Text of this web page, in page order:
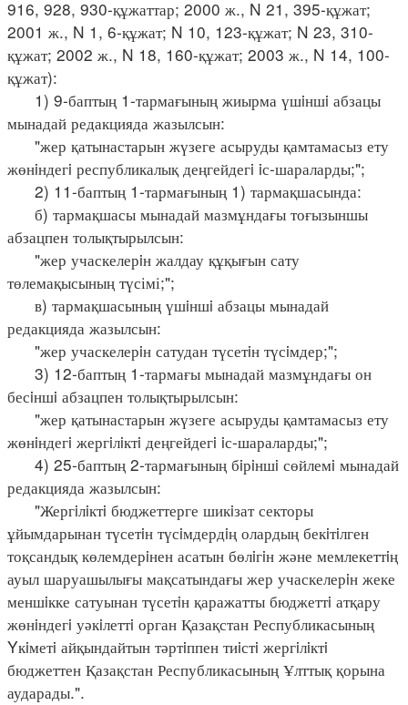
916, 928, 930-құжаттар; 2000 ж., N 21, 395-құжат;
2001 ж., N 1, 6-құжат; N 10, 123-құжат; N 23, 310-
құжат; 2002 ж., N 18, 160-құжат; 2003 ж., N 14, 100-
құжат):
1) 9-баптың 1-тармағының жиырма үшiншi абзацы
мынадай редакцияда жазылсын:
"жер қатынастарын жүзеге асыруды қамтамасыз ету
жөнiндегi республикалық деңгейдегi iс-шараларды;";
2) 11-баптың 1-тармағының 1) тармақшасында:
б) тармақшасы мынадай мазмұндағы тоғызыншы
абзацпен толықтырылсын:
"жер учаскелерiн жалдау құқығын сату
төлемақысының түсімі;";
в) тармақшасының үшiншi абзацы мынадай
редакцияда жазылсын:
"жер учаскелерiн сатудан түсетiн түсiмдер;";
3) 12-баптың 1-тармағы мынадай мазмұндағы он
бесiншi абзацпен толықтырылсын:
"жер қатынастарын жүзеге асыруды қамтамасыз ету
жөнiндегi жергiлiктi деңгейдегi iс-шараларды;";
4) 25-баптың 2-тармағының бiрiншi сөйлемi мынадай
редакцияда жазылсын:
"Жергiлiктi бюджеттерге шикiзат секторы
ұйымдарынан түсетiн түсiмдердiң олардың бекiтiлген
тоқсандық көлемдерiнен асатын бөлiгiн және мемлекеттiң
ауыл шаруашылығы мақсатындағы жер учаскелерiн жеке
меншiкке сатуынан түсетiн қаражатты бюджеттi атқару
жөнiндегi уәкiлеттi орган Қазақстан Республикасының
Yкiметi айқындайтын тәртiппен тиiстi жергiлiктi
бюджеттен Қазақстан Республикасының Ұлттық қорына
аударады.".